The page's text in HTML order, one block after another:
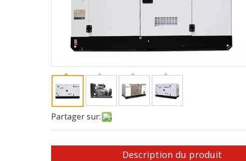
Partager sur:
Description du produit